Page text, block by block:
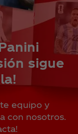
sigue
equipo y
con nosotros.